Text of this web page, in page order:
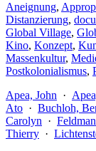
Aneignung,
Distanzierung,
Global Village,
Kino, Konzept,
Massenkultur,
Postkolonialismus,
Apea, John ·
Ato · Buchloh,
Carolyn ·
Thierry ·